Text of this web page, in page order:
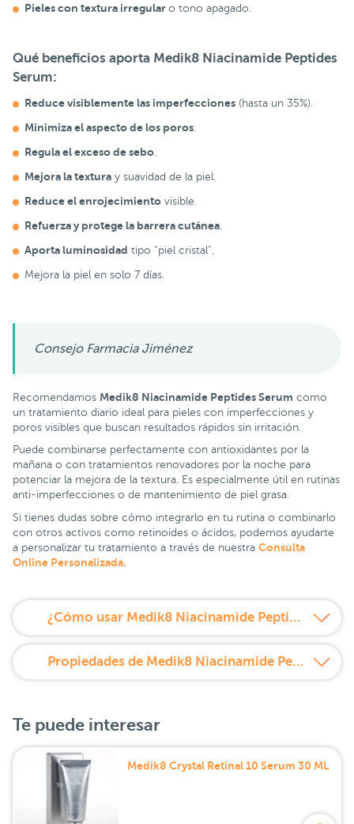
Pieles con textura irregular o tono apagado.
Qué beneficios aporta Medik8 Niacinamide Peptides
Serum:
Reduce visiblemente las imperfecciones (hasta un 35%).
Minimiza el aspecto de los poros
Regula el exceso de sebo
Mejora la textura y suavidad de la piel.
Reduce el enrojecimiento visible.
Refuerza y protege la barrera cutánea
Aporta luminosidad tipo “piel cristal”.
Mejora la piel en solo 7 días.
Consejo Farmacia Jiménez
Recomendamos Medik8 Niacinamide Peptides Serum como
un tratamiento diario ideal para pieles con imperfecciones y
poros visibles que buscan resultados rápidos sin irritación.
Puede combinarse perfectamente con antioxidantes por la
mañana o con tratamientos renovadores por la noche para
potenciar la mejora de la textura. Es especialmente útil en rutinas
anti-imperfecciones o de mantenimiento de piel grasa.
Si tienes dudas sobre cómo integrarlo en tu rutina o combinarlo
con otros activos como retinoides o ácidos, podemos ayudarte
a personalizar tu tratamiento a través de nuestra Consulta
Online Personalizada.
¿Cómo usar Medik8 Niacinamide Peptides Serum?
Propiedades de Medik8 Niacinamide Peptides Serum
Te puede interesar
Medik8 Crystal Retinal 10 Serum 30 ML